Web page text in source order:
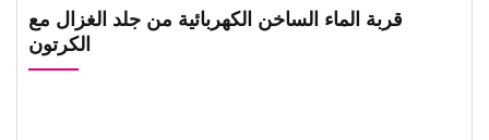
قربة الماء الساخن الكهربائية من جلد الغزال مع
الكرتون